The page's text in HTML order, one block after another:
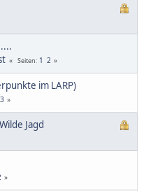
Seiten 1 2
im LARP)
3
Jagd